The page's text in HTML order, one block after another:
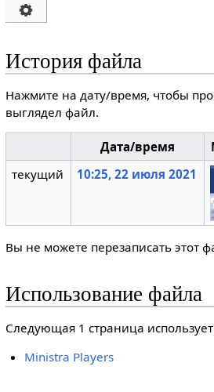
История файла
Нажмите на дату/время, чтобы
выглядел файл.
Дата/время
текущий
10:25, 22 июля 2021
Вы не можете перезаписать этот
Использование файла
Следующая 1 страница
Ministra Players